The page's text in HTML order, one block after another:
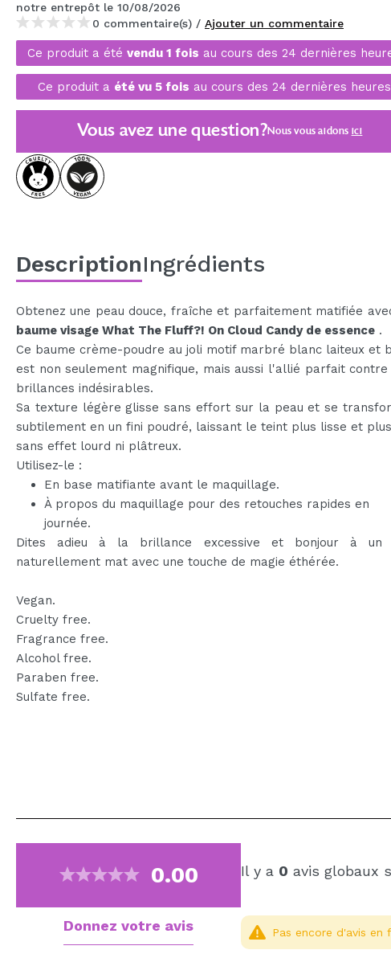
MAQUIFARMA
KOREA ZONE
TRAVEL SIZE
NATURE
OFFRES
OUTLET
BIENTÔT DISPONIBLE
notre entrepôt le 10/08/2026
0 commentaire(s) / Ajouter un commentaire
Ce produit a été vendu 1 fois au cours des 24 dernières
Ce produit a été vu 5 fois au cours des 24 dernières
Vous avez une question?Nous vous aidons ici
DescriptionIngrédients
Obtenez une peau douce, fraîche et parfaitement matifiée
baume visage What The Fluff?! On Cloud Candy de essence .
Ce baume crème-poudre au joli motif marbré blanc laiteux et
est non seulement magnifique, mais aussi l'allié parfait contre
brillances indésirables.
Sa texture légère glisse sans effort sur la peau et se
subtilement en un fini poudré, laissant le teint plus lisse et
sans effet lourd ni plâtreux.
Utilisez-le :
En base matifiante avant le maquillage.
À propos du maquillage pour des retouches rapides en
journée.
Dites adieu à la brillance excessive et bonjour à un
naturellement mat avec une touche de magie éthérée.
Vegan.
Cruelty free.
Fragrance free.
Alcohol free.
Paraben free.
Sulfate free.
0.00
Donnez votre avis
Il y a 0 avis globaux
Pas encore d'avis en